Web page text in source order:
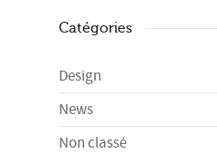
Catégories
Design
News
Non classé